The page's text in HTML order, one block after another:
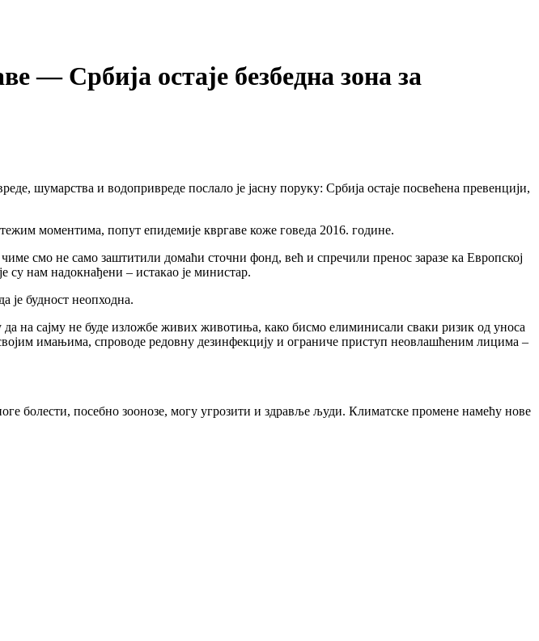
— Србија остаје безбедна зона за
и водопривреде послало је јасну поруку: Србија остаје посвећена превенцији,
моментима, попут епидемије квргаве коже говеда 2016. године.
чиме смо не само заштитили домаћи сточни фонд, већ и спречили пренос заразе ка Европској
су нам надокнађени – истакао је министар.
је будност неопходна.
на сајму не буде изложбе живих животиња, како бисмо елиминисали сваки ризик од уноса
имањима, спроводе редовну дезинфекцију и ограниче приступ неовлашћеним лицима –
болести, посебно зоонозе, могу угрозити и здравље људи. Климатске промене намећу нове